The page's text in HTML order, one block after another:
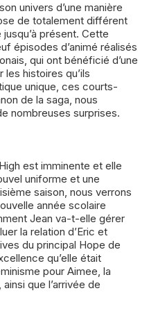
univers d’une manière
de totalement différent
présent. Cette
épisodes d’animé réalisés
qui ont bénéficié d’une
histoires qu’ils
unique, ces courts-
de la saga, nous
nombreuses surprises.
est imminente et elle
uniforme et une
saison, nous verrons
année scolaire
Jean va-t-elle gérer
la relation d’Eric et
du principal Hope de
qu’elle était
pour Aimee, la
que l’arrivée de